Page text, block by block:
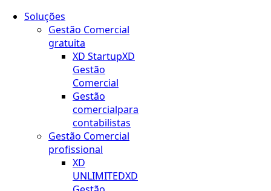
Soluções
Gestão Comercial
gratuita
XD StartupXD
Gestão
Comercial
Gestão
comercialpara
contabilistas
Gestão Comercial
profissional
XD
UNLIMITEDXD